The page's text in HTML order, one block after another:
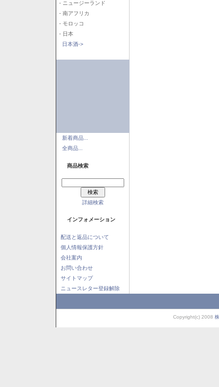
- ニュージーランド
- 南アフリカ
- モロッコ
- 日本
日本酒->
新着商品...
全商品...
商品検索
詳細検索
インフォメーション
配送と返品について
個人情報保護方針
会社案内
お問い合わせ
サイトマップ
ニュースレター登録解除
Copyright(c) 2008